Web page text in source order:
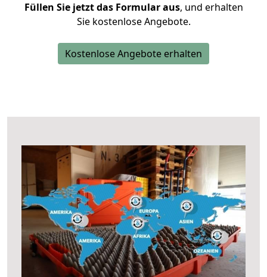
Füllen Sie jetzt das Formular aus, und erhalten
Sie kostenlose Angebote.
Kostenlose Angebote erhalten